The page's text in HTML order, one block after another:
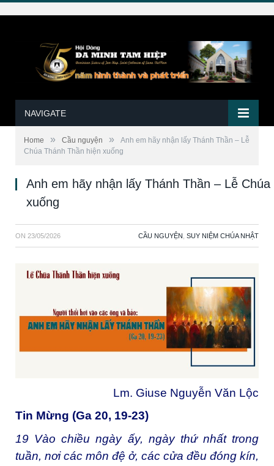
NAVIGATE
Home » Cầu nguyện »
Anh em hãy nhận lấy Thánh Thần – Lễ
Chúa Thánh Thần hiện xuống
Anh em hãy nhận lấy Thánh Thần – Lễ
xuống
ON 23/05/2026 CẦU NGUYỆN SUY NIỆM CHÚA NHẬT
Lm. Giuse Nguyễn Văn Lộc
Tin Mừng (Ga 20, 19-23)
19 Vào chiều ngày ấy, ngày thứ nhất trong
tuần, nơi các môn đệ ở, các cửa đều đóng kín,